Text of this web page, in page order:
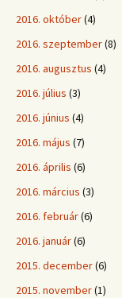
2016. október(4)
2016. szeptember(8)
2016. augusztus (4)
2016. július (3)
2016. június (4)
2016. május (7)
2016. április (6)
2016. március (3)
2016. február(6)
2016. január(6)
2015. december(6)
2015. november(1)